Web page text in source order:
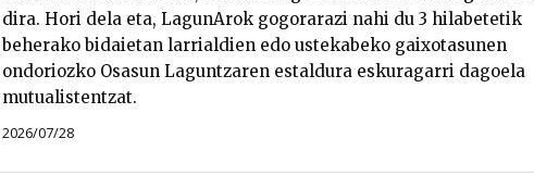
dira. Hori dela eta, LagunArok gogorarazi nahi du 3 hilabetetik
beherako bidaietan larrialdien edo ustekabeko gaixotasunen
ondoriozko Osasun Laguntzaren estaldura eskuragarri dagoela
mutualistentzat.
2026/07/28